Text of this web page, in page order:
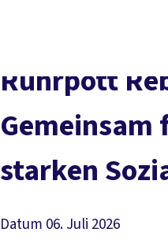
Ruhrpott
Gemeinsam
starken
Datum 06. Juli 2026